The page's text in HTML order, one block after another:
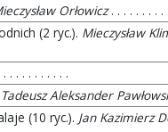
Orłowicz. . . . . . . . .
(2 ryc.). Mieczysław
. . . . . . . . . .
Tadeusz Aleksander
(10 ryc.). Jan Kazimierz